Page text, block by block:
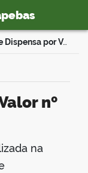
Aviso de Dispensa por Valor nº 7.2026-005SEMSA
na